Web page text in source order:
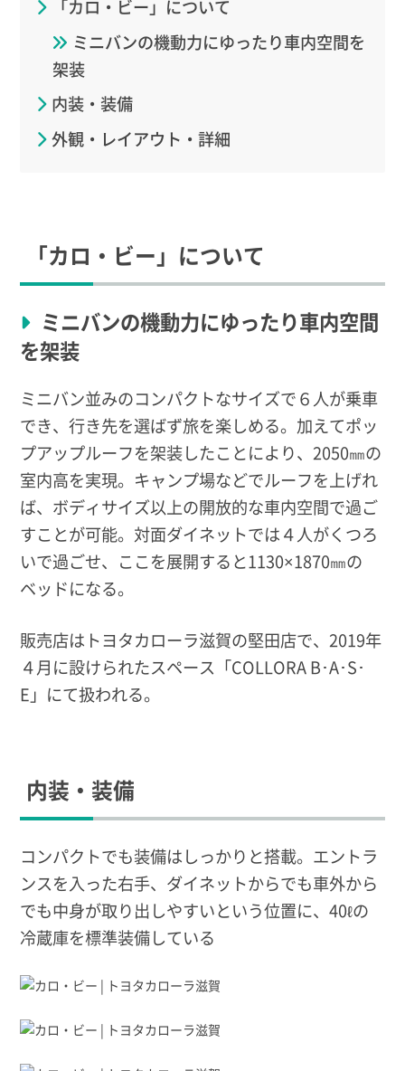
「カロ・ビー」について
ミニバンの機動力にゆったり車内空間を
架装
内装・装備
外観・レイアウト・詳細
「カロ・ビー」について
ミニバンの機動力にゆったり車内空間
を架装
ミニバン並みのコンパクトなサイズで６人が乗車
でき、行き先を選ばず旅を楽しめる。加えてポッ
プアップルーフを架装したことにより、2050㎜の
室内高を実現。キャンプ場などでルーフを上げれ
ば、ボディサイズ以上の開放的な車内空間で過ご
すことが可能。対面ダイネットでは４人がくつろ
いで過ごせ、ここを展開すると1130×1870㎜の
ベッドになる。
販売店はトヨタカローラ滋賀の堅田店で、2019年
４月に設けられたスペース「COLLORA B･A･S･
E」にて扱われる。
内装・装備
コンパクトでも装備はしっかりと搭載。エントラ
ンスを入った右手、ダイネットからでも車外から
でも中身が取り出しやすいという位置に、40ℓの
冷蔵庫を標準装備している